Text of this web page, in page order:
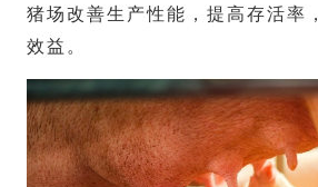
猪场改善生产性能，提高存活率，
效益。